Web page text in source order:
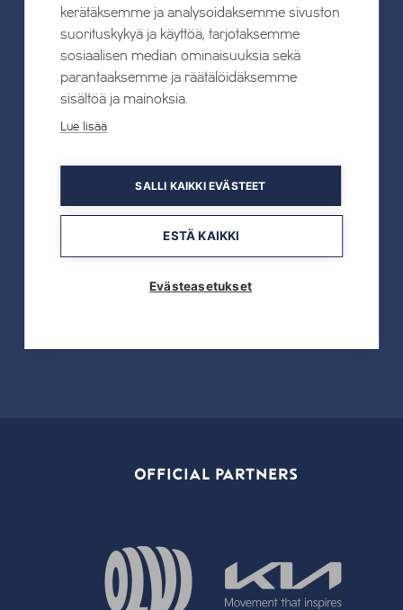
19.05.2026
TAHKOcom palkittiin Vuoden Digiyrityksenä
19.05.2026
Tahkon reitistöjen opastus uusitaan kokonaan
kesällä 2026
OFFICIAL PARTNERS
kerätäksemme ja analysoidaksemme sivuston
suorituskykyä ja käyttöä, tarjotaksemme
sosiaalisen median ominaisuuksia sekä
parantaaksemme ja räätälöidäksemme
sisältöä ja mainoksia.
Lue lisää
SALLI KAIKKI EVÄSTEET
ESTÄ KAIKKI
Evästeasetukset